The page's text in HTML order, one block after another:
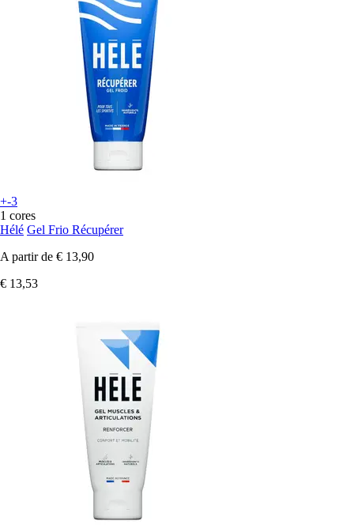
+-3
1 cores
Hélé Gel Frio Récupérer
A partir de € 13,90
€ 13,53